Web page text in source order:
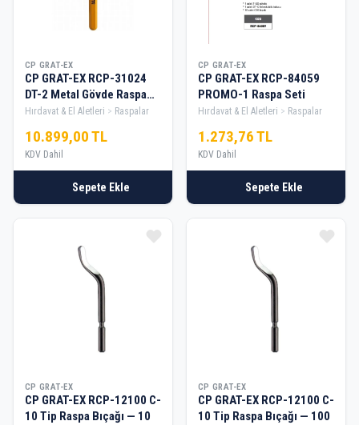
CP GRAT-EX
CP GRAT-EX RCP-31024
DT-2 Metal Gövde Raspa
Seti — 30
Hırdavat & El Aletleri Raspalar
10.899,00 TL
KDV Dahil
Sepete Ekle
CP GRAT-EX
CP GRAT-EX RCP-84059
PROMO-1 Raspa Seti
Hırdavat & El Aletleri Raspalar
1.273,76 TL
KDV Dahil
Sepete Ekle
CP GRAT-EX
CP GRAT-EX RCP-12100 C-
10 Tip Raspa Bıçağı — 10
CP GRAT-EX
CP GRAT-EX RCP-12100 C-
10 Tip Raspa Bıçağı — 100